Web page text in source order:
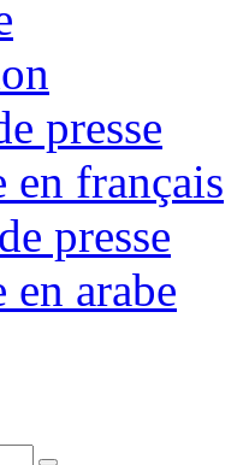
presse
en français
presse
en arabe